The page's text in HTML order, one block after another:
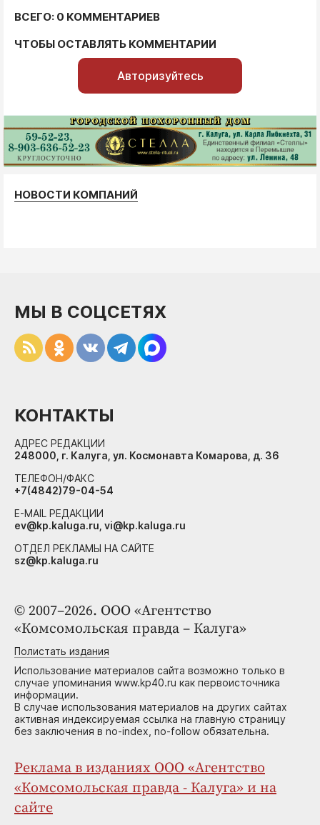
ВСЕГО: 0 КОММЕНТАРИЕВ
ЧТОБЫ ОСТАВЛЯТЬ КОММЕНТАРИИ
Авторизуйтесь
НОВОСТИ КОМПАНИЙ
© 2007–2026. ООО «Агентство
«Комсомольская правда – Калуга»
Полистать издания
Использование материалов сайта возможно только в
случае упоминания www.kp40.ru как первоисточника
информации.
В случае использования материалов на других сайтах
активная индексируемая ссылка на главную страницу
без заключения в no-index, no-follow обязательна.
Реклама в изданиях ООО «Агентство
«Комсомольская правда - Калуга» и на
сайте
МЫ В СОЦСЕТЯХ
КОНТАКТЫ
АДРЕС РЕДАКЦИИ
248000, г. Калуга, ул. Космонавта Комарова, д. 36
ТЕЛЕФОН/ФАКС
+7(4842)79-04-54
E-MAIL РЕДАКЦИИ
ev@kp.kaluga.ru, vi@kp.kaluga.ru
ОТДЕЛ РЕКЛАМЫ НА САЙТЕ
sz@kp.kaluga.ru